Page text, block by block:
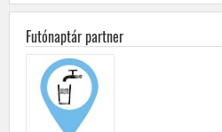
Futónaptár partner